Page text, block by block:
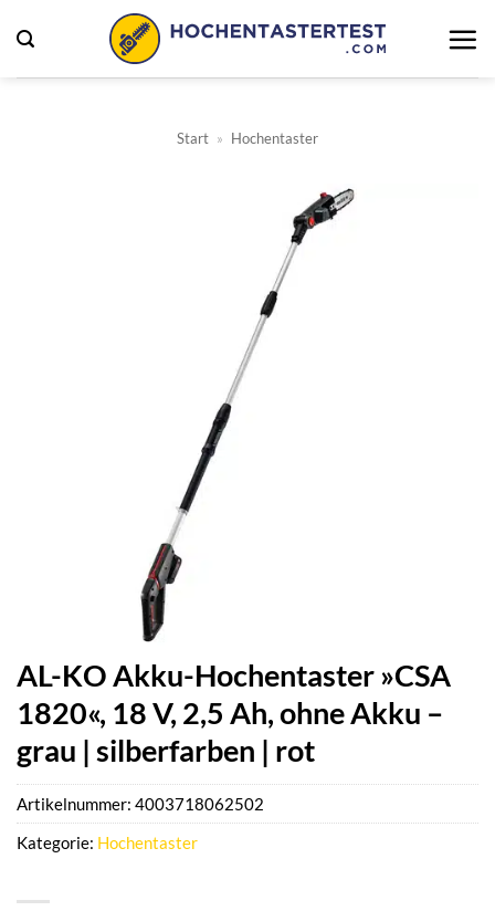
Inhalt
springen
Start » Hochentaster
AL-KO Akku-Hochentaster »CSA
1820«, 18 V, 2,5 Ah, ohne Akku –
grau | silberfarben | rot
Artikelnummer: 4003718062502
Kategorie: Hochentaster